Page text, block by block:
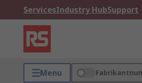
ServicesIndustry HubSupport
Menu